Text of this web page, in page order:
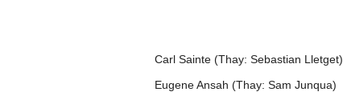
Carl Sainte (Thay: Sebastian Lletget)
Eugene Ansah (Thay: Sam Junqua)